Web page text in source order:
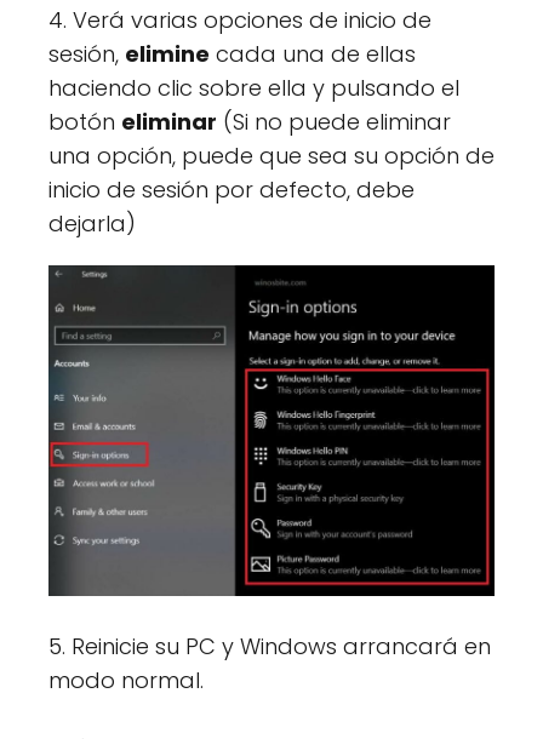
4. Verá varias opciones de inicio de
sesión, elimine cada una de ellas
haciendo clic sobre ella y pulsando el
botón eliminar (Si no puede eliminar
una opción, puede que sea su opción de
inicio de sesión por defecto, debe
dejarla)
5. Reinicie su PC y Windows arrancará en
modo normal.